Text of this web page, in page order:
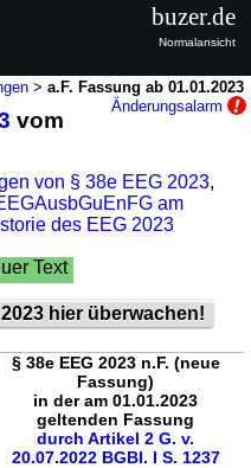
>a.F. Fassung ab 01.01.2023
Änderungsalarm
vom
von § 38e EEG 2023,
am
des EEG 2023
Text
2023 hier überwachen!
§ 38e EEG 2023 n.F. (neue
Fassung)
in der am 01.01.2023
geltenden Fassung
durch Artikel 2 G. v.
20.07.2022 BGBl. I S. 1237
buzer.de
Normalansicht